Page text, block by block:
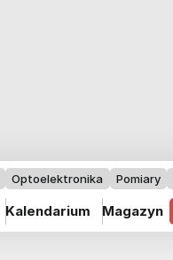
Optoelektronika Pomiary
Kalendarium Magazyn